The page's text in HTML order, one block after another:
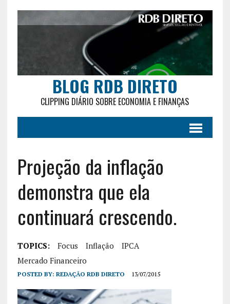
BLOG RDB DIRETO
CLIPPING DIÁRIO SOBRE ECONOMIA E FINANÇAS
Projeção da inflação
demonstra que ela
continuará crescendo.
TOPICS: Focus Inflação
IPCA
Mercado Financeiro
POSTED BY: REDAÇÃO RDB DIRETO 13/07/2015